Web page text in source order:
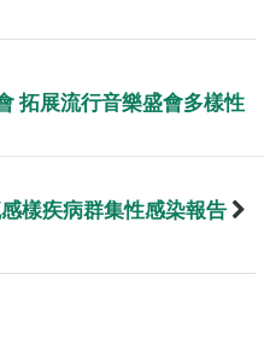
拓展流行音樂盛會多樣性
樣疾病群集性感染報告